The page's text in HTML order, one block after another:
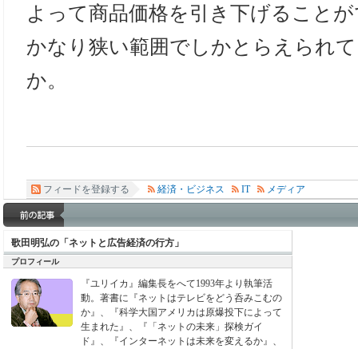
よって商品価格を引き下げること
かなり狭い範囲でしかとらえられ
か。
フィードを登録する 経済・ビジネス IT メディア
歌田明弘の「ネットと広告経済の行方」
プロフィール
『ユリイカ』編集長をへて1993年より執筆活
動。著書に『ネットはテレビをどう呑みこむの
か』、『科学大国アメリカは原爆投下によって
生まれた』、『「ネットの未来」探検ガイ
ド』、『インターネットは未来を変えるか』、